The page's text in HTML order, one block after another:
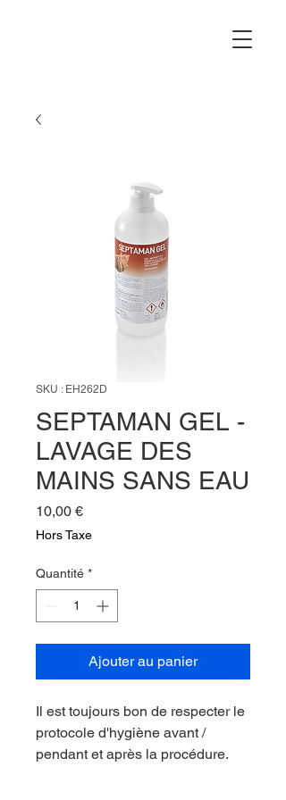
SKU : EH262D
SEPTAMAN GEL -
LAVAGE DES
MAINS SANS EAU
10,00 €Prix
Hors Taxe
Quantité *
Ajouter au panier
Il est toujours bon de respecter le
protocole d'hygiène avant /
pendant et après la procédure.